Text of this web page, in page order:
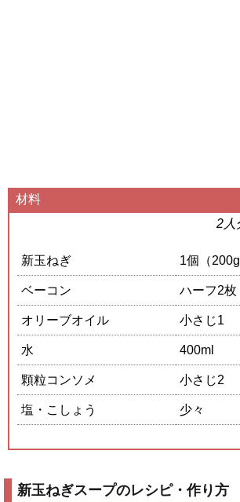
材料
2人
新玉ねぎ 1個（200g
ベーコン ハーフ2枚
オリーブオイル 小さじ1
水 400ml
顆粒コンソメ 小さじ2
塩・こしょう 少々
新玉ねぎスープのレシピ・作り方